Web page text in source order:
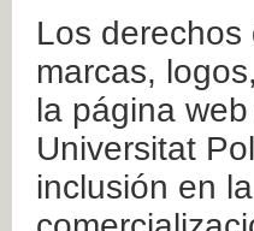
Los
marcas,
la página
Universitat
inclusión en